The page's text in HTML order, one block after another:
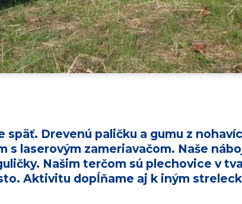
Drevenú paličku a gumu z
s laserovým zameriavačom. Naše
Našim terčom sú plechovice v
Aktivitu dopĺňame aj k iným